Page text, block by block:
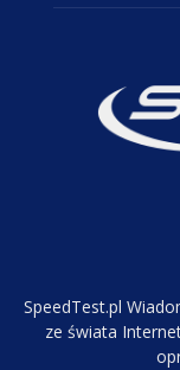
SpeedTest.pl
ze świata